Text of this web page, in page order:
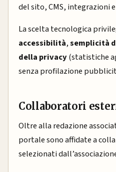
del sito, CMS, integrazioni
La scelta tecnologica
accessibilità,semplicità
della privacy(statistiche
senza profilazione
Collaboratori
Oltre alla redazione
portale sono affidate a
selezionati